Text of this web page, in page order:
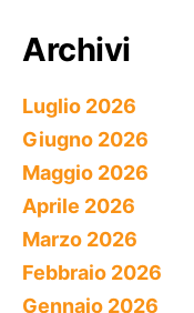
Archivi
Luglio 2026
Giugno 2026
Maggio 2026
Aprile 2026
Marzo 2026
Febbraio 2026
Gennaio 2026